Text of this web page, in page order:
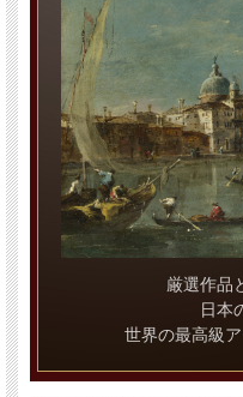
厳選作品
日本
世界の最高級